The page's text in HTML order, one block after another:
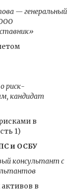
— генеральный
риск-
кандидат
в
1)
и ОСБУ
консультант с
в